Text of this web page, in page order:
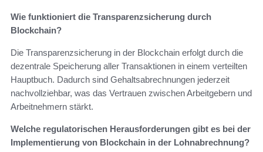
Wie funktioniert die Transparenzsicherung durch
Blockchain?
Die Transparenzsicherung in der Blockchain erfolgt durch die
dezentrale Speicherung aller Transaktionen in einem verteilten
Hauptbuch. Dadurch sind Gehaltsabrechnungen jederzeit
nachvollziehbar, was das Vertrauen zwischen Arbeitgebern und
Arbeitnehmern stärkt.
Welche regulatorischen Herausforderungen gibt es bei der
Implementierung von Blockchain in der Lohnabrechnung?